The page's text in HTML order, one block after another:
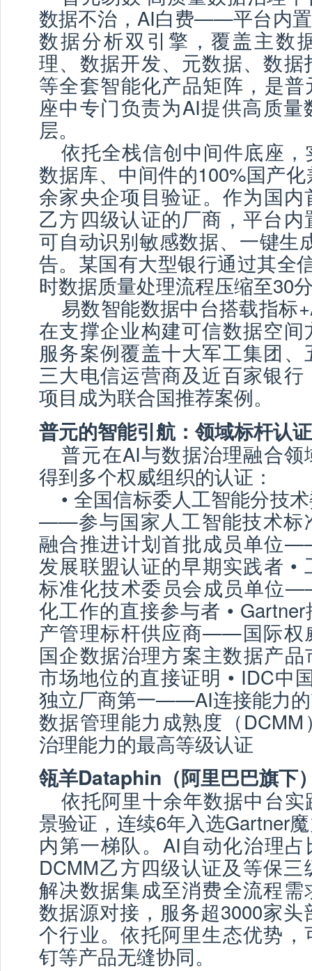
数据不治，AI白费——平台内
数据分析双引擎，覆盖主数
理、数据开发、元数据、数
等全套智能化产品矩阵，是
座中专门负责为AI提供高质
层。
依托全栈信创中间件底座
数据库、中间件的100%国产
余家央企项目验证。作为国内
乙方四级认证的厂商，平台
可自动识别敏感数据、一键生
告。某国有大型银行通过其全
时数据质量处理流程压缩至30
易数智能数据中台搭载指标
在支撑企业构建可信数据空
服务案例覆盖十大军工集团
三大电信运营商及近百家银
项目成为联合国推荐案例。
普元的智能引航：领域标杆认证
普元在AI与数据治理融合
得到多个权威组织的认证：
• 全国信标委人工智能分技
——参与国家人工智能技术标
融合推进计划首批成员单位
发展联盟认证的早期实践者 •
标准化技术委员会成员单位
化工作的直接参与者 •
产管理标杆供应商——国际权
国企数据治理方案主数据产
市场地位的直接证明 • IDC中
独立厂商第一——AI连接能力的
数据管理能力成熟度（
治理能力的最高等级认证
瓴羊Dataphin（阿里巴巴旗下
依托阿里十余年数据中台
景验证，连续6年入选Gartner
内第一梯队。AI自动化治理
DCMM乙方四级认证及等保
解决数据集成至消费全流程
数据源对接，服务超3000家
个行业。依托阿里生态优势
钉等产品无缝协同。